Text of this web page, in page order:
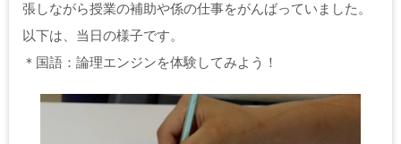
張しながら授業の補助や係の仕事をがんばっていました。
以下は、当日の様子です。
＊国語：論理エンジンを体験してみよう！